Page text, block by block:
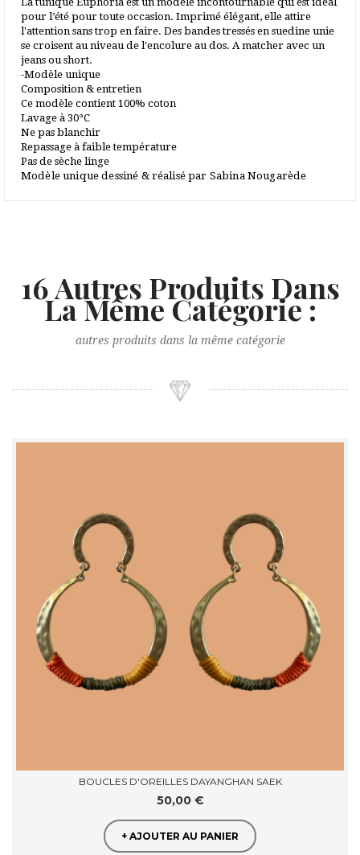
pour l’été pour toute occasion. Imprimé élégant, elle attire
l'attention sans trop en faire. Des bandestressés en suedine unie
se croisent au niveau de l'encolure au dos. A matcher avec un
jeans ou short.
-Modèle unique
Composition & entretien
Ce modèle contient 100% coton
Lavage à 30°C
Ne pas blanchir
Repassage à faible température
Pas de sèche linge
Modèle unique dessiné & réalisé par Sabina Nougarède
16 Autres Produits Dans
La Même Catégorie :
autres produits dans la même catégorie
BOUCLES D'OREILLES DAYANGHAN SAEK
50,00 €
+ AJOUTER AU PANIER